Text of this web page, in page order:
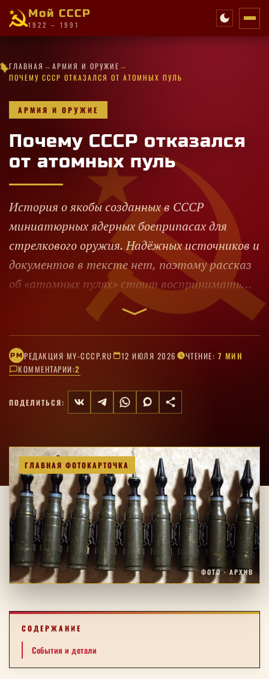
Мой СССР
1922 – 1991
··
·★
✧
★
✦
✧
✧
✧
✧
·★
★
✦
·★
✦
✧✦
✧
★
·★
✦
★
✦
✦
✧
✧ГЛАВНАЯ → АРМИЯ И ОРУЖИЕ →
ПОЧЕМУ СССР ОТКАЗАЛСЯ ОТ АТОМНЫХ ПУЛЬ
АРМИЯ И ОРУЖИЕ
Почему СССР отказался
от атомных пуль
История о якобы созданных в СССР
миниатюрных ядерных боеприпасах для
стрелкового оружия. Надёжных источников и
документов в тексте нет, поэтому рассказ
об «атомных пулях» стоит воспринимать
как неподтверждённую техническую легенду.
РM РЕДАКЦИЯ MY-CCCP.RU 12 ИЮЛЯ 2026 ЧТЕНИЕ: 7 МИН
КОММЕНТАРИИ:2
ПОДЕЛИТЬСЯ:
ГЛАВНАЯ ФОТОКАРТОЧКА
ФОТО · АРХИВ
СОДЕРЖАНИЕ
События и детали